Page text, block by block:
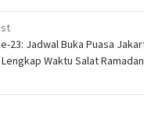
23: Jadwal Buka Puasa
Waktu Salat Ramadan